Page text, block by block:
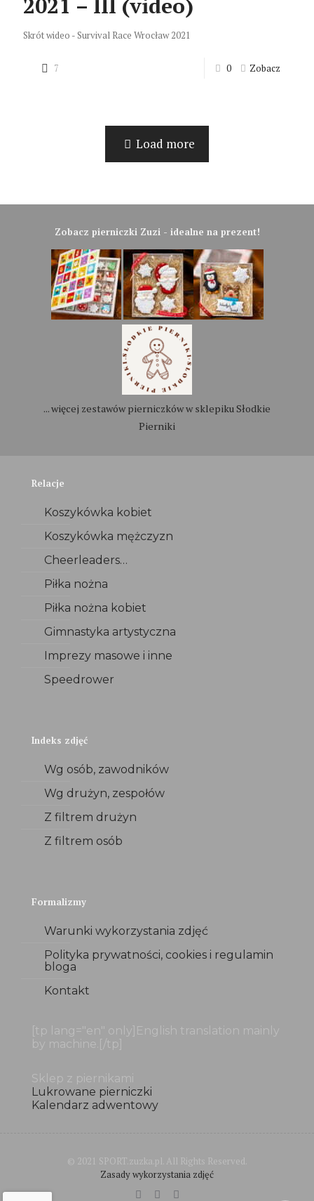
2021 – III (video)
Skrót wideo - Survival Race Wrocław 2021
7 0 Zobacz
Load more
Zobacz pierniczki Zuzi - idealne na prezent!
... więcej zestawów pierniczków w sklepiku Słodkie
Pierniki
Relacje
Koszykówka kobiet
Koszykówka mężczyzn
Cheerleaders…
Piłka nożna
Piłka nożna kobiet
Gimnastyka artystyczna
Imprezy masowe i inne
Speedrower
Indeks zdjęć
Wg osób, zawodników
Wg drużyn, zespołów
Z filtrem drużyn
Z filtrem osób
Formalizmy
Warunki wykorzystania zdjęć
Polityka prywatności, cookies i regulamin
bloga
Kontakt
[tp lang="en" only]English translation mainly
by machine.[/tp]
Sklep z piernikami
Lukrowane pierniczki
Kalendarz adwentowy
© 2021 SPORT.zuzka.pl. All Rights Reserved.
Zasady wykorzystania zdjęć